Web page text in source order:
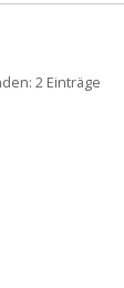
2 Einträge